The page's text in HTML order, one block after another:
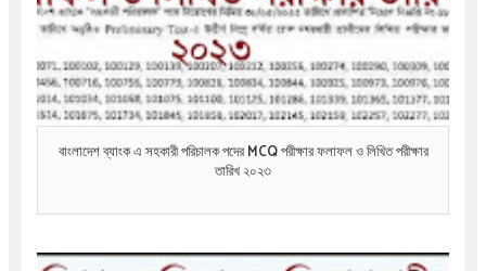
বাংলাদেশ ব্যাংক এ সহকারী পরিচালক পদের MCQ পরীক্ষার ফলাফল ও লিখিত পরীক্ষার
তারিখ ২০২৩